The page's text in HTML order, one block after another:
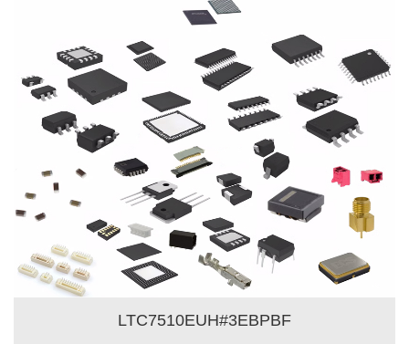
LTC7510EUH#3EBPBF